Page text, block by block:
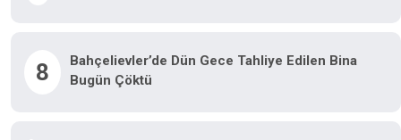
8
Bahçelievler’de Dün Gece Tahliye Edilen Bina
Bugün Çöktü